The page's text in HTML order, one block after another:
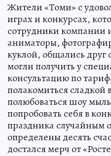
Жители «Томи» с
играх и конкурсах,
сотрудники компании
аниматоры,
куклой, общались друг
могли получить у
консультацию по
полакомиться сладкой
полюбоваться шоу
попробовать себя в
праздника случайным
определены десять
достался мерч от